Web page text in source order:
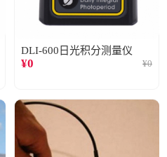
DLI-600日光积分测量仪
¥0 ¥0